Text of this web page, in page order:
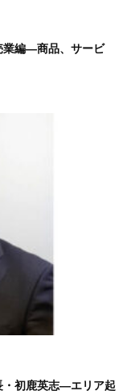
編―商品、サービ
・初鹿英志―エリア起